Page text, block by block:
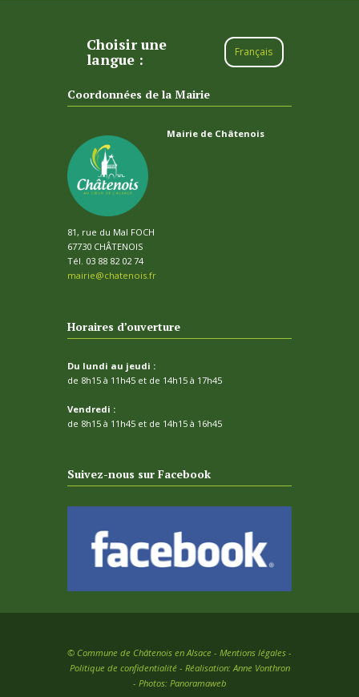
Choisir une
langue :
Français
Coordonnées de la Mairie
Mairie de Châtenois
81, rue du Mal FOCH
67730 CHÂTENOIS
Tél. 03 88 82 02 74
mairie@chatenois.fr
Horaires d’ouverture
Du lundi au jeudi :
de 8h15 à 11h45 et de 14h15 à 17h45
Vendredi :
de 8h15 à 11h45 et de 14h15 à 16h45
Suivez-nous sur Facebook
© Commune de Châtenois en Alsace - Mentions légales -
Politique de confidentialité - Réalisation: Anne Vonthron
- Photos: Panoramaweb